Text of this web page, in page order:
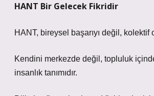
HANT Bir Gelecek Fikridir
HANT, bireysel başarıyı değil, kolektif
Kendini merkezde değil, topluluk
insanlık tanımıdır.